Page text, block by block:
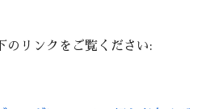
のリンクをご覧ください: